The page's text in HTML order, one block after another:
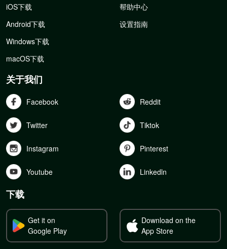
iOS下载
Android下载
Windows下载
macOS下载
帮助中心
设置指南
关于我们
Facebook Reddit
Twitter Tiktok
Instagram Pinterest
Youtube Linkedln
下载
Get it on
Google Play
Download on the
App Store